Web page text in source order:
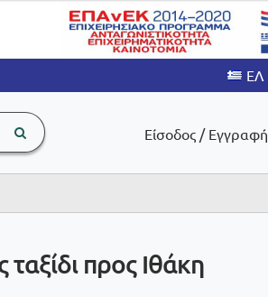
search
input
Είσοδος / Εγγραφή
προς Ιθάκη